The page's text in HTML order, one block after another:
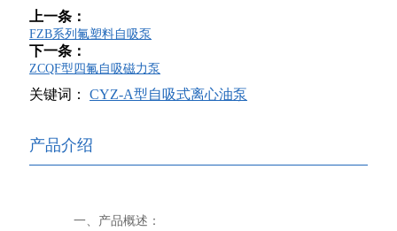
上一条：
FZB系列氟塑料自吸泵
下一条：
ZCQF型四氟自吸磁力泵
关键词：CYZ-A型自吸式离心油泵
产品介绍
一、产品概述：